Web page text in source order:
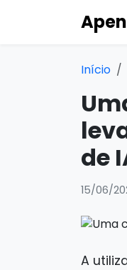
Início
de
15/06/
A